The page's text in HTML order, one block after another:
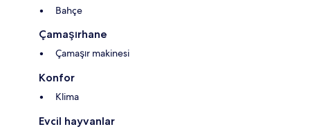
Bahçe
Çamaşırhane
Çamaşır makinesi
Konfor
Klima
Evcil hayvanlar